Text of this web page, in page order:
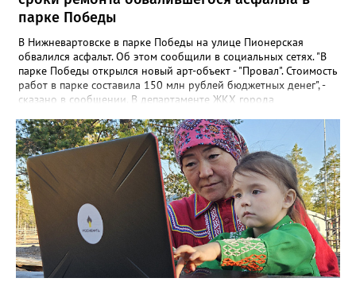
парке Победы
В Нижневартовске в парке Победы на улице Пионерская
обвалился асфальт. Об этом сообщили в социальных сетях. "В
парке Победы открылся новый арт-объект - "Провал". Стоимость
работ в парке составила 150 млн рублей бюджетных денег", -
сказано в сообщении. В департаменте ЖКХ города
данной проблемой. "Причиной обрушения благоустройства
послужило разрушение железобетонного лотка в котором
проложены не действующие трубопроводы теплоснабжения.
Ж/б лоток проходит параллельно проспекту Победы", - заявили
в департаменте. Там также отметили, что восстановительные
работы выполнит МБУ "Управление по дорожному хозяйству и
благоустройству" до конца следующей недели.